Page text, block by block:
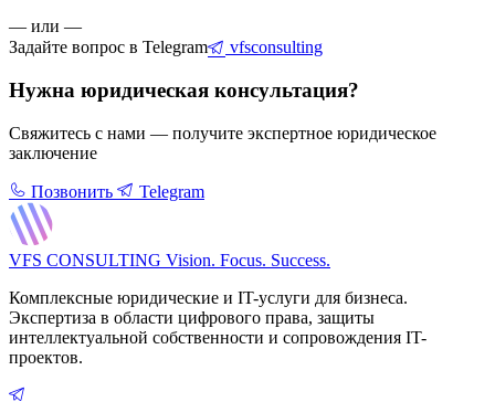
— или —
Задайте вопрос в Telegram
vfsconsulting
Нужна юридическая консультация?
Свяжитесь с нами — получите экспертное юридическое
заключение
Позвонить Telegram
VFS CONSULTING Vision. Focus. Success.
Комплексные юридические и IT-услуги для бизнеса.
Экспертиза в области цифрового права, защиты
интеллектуальной собственности и сопровождения IT-
проектов.